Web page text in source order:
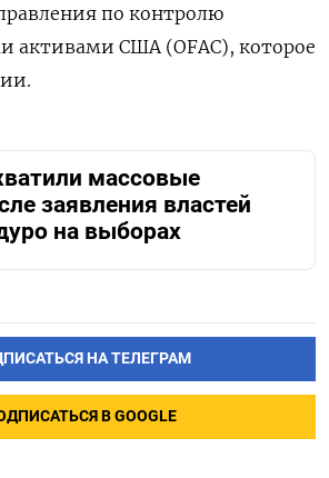
по контролю
активами США (OFAC), которое
массовые
заявления властей
на выборах
НА ТЕЛЕГРАМ
В GOOGLE